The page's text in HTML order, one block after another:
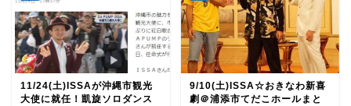
11/24(土)ISSAが沖縄市観光
大使に就任！凱旋ソロダンス
9/10(土)ISSA☆おきなわ新喜
劇＠浦添市てだこホールまと